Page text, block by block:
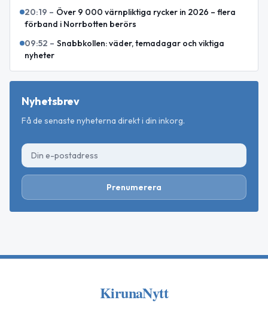
20:19 – Över 9 000 värnpliktiga rycker in 2026 – flera
förband i Norrbotten berörs
09:52 – Snabbkollen: väder, temadagar och viktiga
nyheter
Nyhetsbrev
Få de senaste nyheterna direkt i din inkorg.
Prenumerera
KirunaNytt